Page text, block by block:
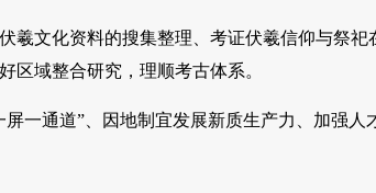
羲文化资料的搜集整理、考证伏羲信仰与祭祀
区域整合研究，理顺考古体系。
一通道”、因地制宜发展新质生产力、加强人